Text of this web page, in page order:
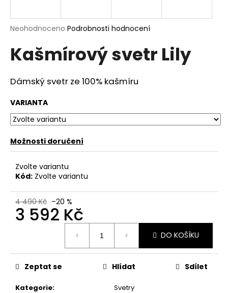
Průměrné
produktu
je
z
5
Neohodnoceno Podrobnosti hodnocení
Kašmírový svetr Lily
Dámský svetr ze 100% kašmíru
VARIANTA
Možnosti doručení
Zvolte variantu
Kód: Zvolte variantu
4 490 Kč –20 %
3 592 Kč
DO KOŠÍKU
Kategorie:
Svetry
Zeptat se Hlídat Sdílet
j
t
?
D
o
o
u
j
e
m
e